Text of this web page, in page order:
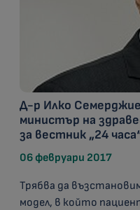
Д-р Илко
министър на
за вестник „24
06 февруари 2017
Трябва да
модел, в който